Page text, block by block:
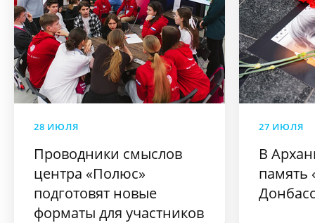
28 ИЮЛЯ
Проводники смыслов
центра «Полюс»
подготовят новые
форматы для участников
27 ИЮЛЯ
В
память